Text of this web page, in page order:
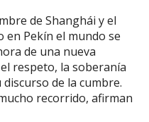
de Shanghái y el
Pekín el mundo se
de una nueva
respeto, la soberanía
discurso de la cumbre.
recorrido, afirman